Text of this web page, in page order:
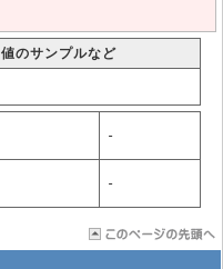
値のサンプルなど
-
-